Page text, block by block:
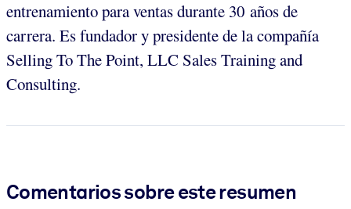
entrenamiento para ventas durante 30 años de
carrera. Es fundador y presidente de la compañía
Selling To The Point, LLC Sales Training and
Consulting.
Comentarios sobre este resumen